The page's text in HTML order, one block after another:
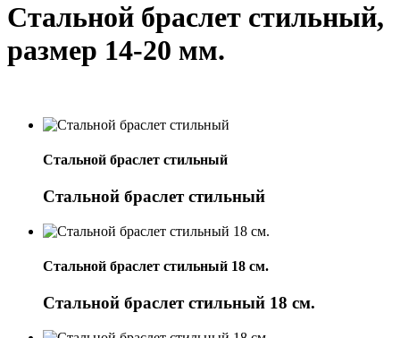
Стальной браслет стильный,
размер 14-20 мм.
Стальной браслет стильный
Стальной браслет стильный
Стальной браслет стильный 18 см.
Стальной браслет стильный 18 см.